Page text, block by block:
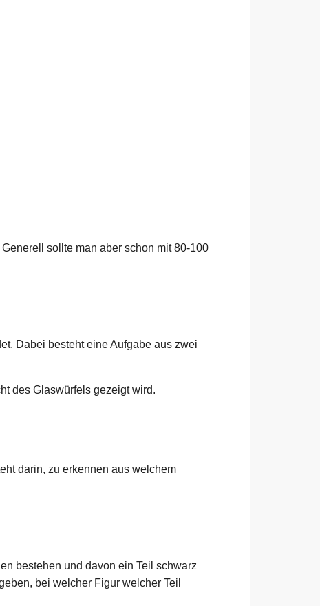
sollte man aber schon mit 80-100
Dabei besteht eine Aufgabe aus zwei
des Glaswürfels gezeigt wird.
darin, zu erkennen aus welchem
bestehen und davon ein Teil schwarz
bei welcher Figur welcher Teil